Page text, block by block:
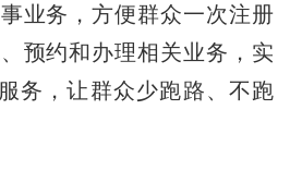
业务，方便群众一次注册
预约和办理相关业务，实
务，让群众少跑路、不跑